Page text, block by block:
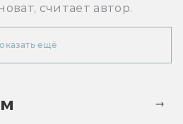
считает автор.
ещё